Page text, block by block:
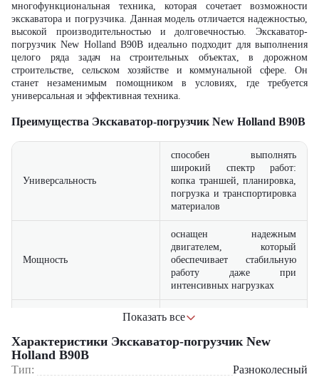
многофункциональная техника, которая сочетает возможности
экскаватора и погрузчика. Данная модель отличается надежностью,
высокой производительностью и долговечностью. Экскаватор-
погрузчик New Holland B90B идеально подходит для выполнения
целого ряда задач на строительных объектах, в дорожном
строительстве, сельском хозяйстве и коммунальной сфере. Он
станет незаменимым помощником в условиях, где требуется
универсальная и эффективная техника.
Преимущества Экскаватор-погрузчик New Holland B90B
Универсальность
способен выполнять
широкий спектр работ:
копка траншей, планировка,
погрузка и транспортировка
материалов
Мощность
оснащен надежным
двигателем, который
обеспечивает стабильную
работу даже при
интенсивных нагрузках
Комфорт
просторная кабина и
повышают эффективность и
снижают утомляемость
Показать все
Характеристики Экскаватор-погрузчик New
Holland B90B
Тип:
Разноколесный